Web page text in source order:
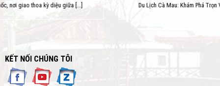
Du Lịch Cà Mau: Khám Phá Trọn Vẹn Vẻ Đẹp Hùng Vĩ Và Mộc Mạc [...]
KẾT NỐI CHÚNG TÔI